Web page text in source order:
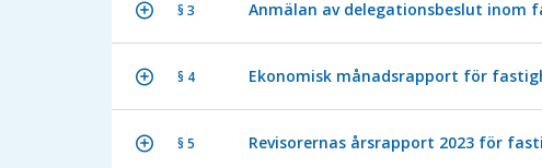
§ 3 Anmälan av delegationsbeslut inom
§ 4 Ekonomisk månadsrapport för
§ 5 Revisorernas årsrapport 2023 för